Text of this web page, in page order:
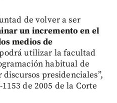
de volver a ser
un incremento en el
medios de
utilizar la facultad
habitual de
presidenciales”,
de 2005 de la Corte